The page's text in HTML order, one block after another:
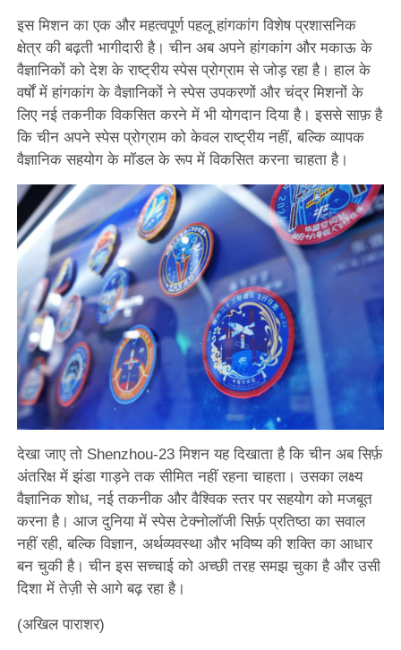
इस मिशन का एक और महत्वपूर्ण पहलू हांगकांग विशेष प्रशासनिक
क्षेत्र की बढ़ती भागीदारी है। चीन अब अपने हांगकांग और मकाऊ के
वैज्ञानिकों को देश के राष्ट्रीय स्पेस प्रोग्राम से जोड़ रहा है। हाल के
वर्षों में हांगकांग के वैज्ञानिकों ने स्पेस उपकरणों और चंद्र मिशनों के
लिए नई तकनीक विकसित करने में भी योगदान दिया है। इससे साफ़ है
कि चीन अपने स्पेस प्रोग्राम को केवल राष्ट्रीय नहीं, बल्कि व्यापक
वैज्ञानिक सहयोग के मॉडल के रूप में विकसित करना चाहता है।
देखा जाए तो Shenzhou-23 मिशन यह दिखाता है कि चीन अब सिर्फ़
अंतरिक्ष में झंडा गाड़ने तक सीमित नहीं रहना चाहता। उसका लक्ष्य
वैज्ञानिक शोध, नई तकनीक और वैश्विक स्तर पर सहयोग को मजबूत
करना है। आज दुनिया में स्पेस टेक्नोलॉजी सिर्फ़ प्रतिष्ठा का सवाल
नहीं रही, बल्कि विज्ञान, अर्थव्यवस्था और भविष्य की शक्ति का आधार
बन चुकी है। चीन इस सच्चाई को अच्छी तरह समझ चुका है और उसी
दिशा में तेज़ी से आगे बढ़ रहा है।
(अखिल पाराशर)